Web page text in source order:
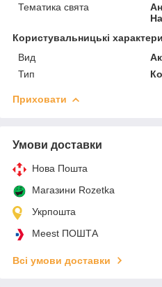
Тематика свята
Користувальницькі
Вид
Тип
Приховати
Умови доставки
Нова Пошта
Магазини Rozetka
Укрпошта
Meest ПОШТА
Всі умови доставки